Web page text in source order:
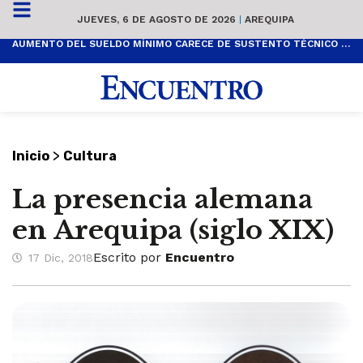
JUEVES, 6 DE AGOSTO DE 2026 | AREQUIPA
AUMENTO DEL SUELDO MÍNIMO CARECE DE SUSTENTO TÉCNICO Y ES POPULISTA
Inicio > Cultura
La presencia alemana
en Arequipa (siglo XIX)
17 Dic, 2018Escrito por Encuentro